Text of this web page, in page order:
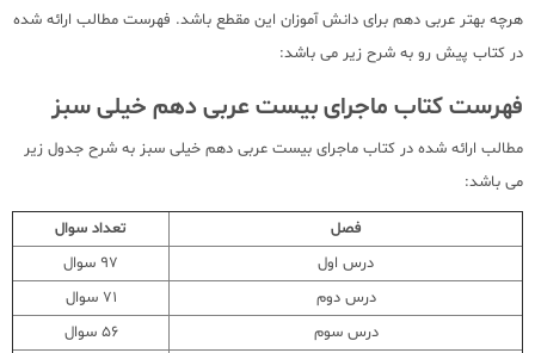
هرچه بهتر عربی دهم برای دانش آموزان این مقطع باشد. فهرست مطالب ارائه شده
در کتاب پیش رو به شرح زیر می باشد:
فهرست کتاب ماجرای بیست عربی دهم خیلی سبز
مطالب ارائه شده در کتاب ماجرای بیست عربی دهم خیلی سبز به شرح جدول زیر
می باشد:
فصل
تعداد سوال
درس اول
97 سوال
درس دوم
71 سوال
درس سوم
56 سوال